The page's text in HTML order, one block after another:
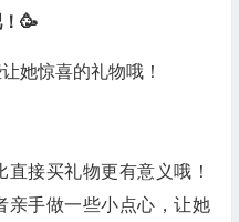
🥳
她惊喜的礼物哦！
接买礼物更有意义哦！
亲手做一些小点心，让她